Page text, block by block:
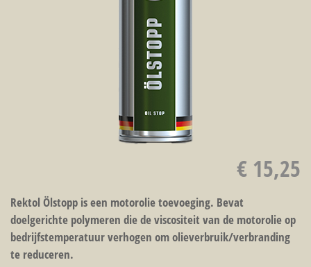
€ 15,25
Rektol Ölstopp is een motorolie toevoeging. Bevat
doelgerichte polymeren die de viscositeit van de motorolie op
bedrijfstemperatuur verhogen om olieverbruik/verbranding
te reduceren.